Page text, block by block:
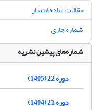
مقالات آماده انتشار
شماره جاری
شماره‌های پیشین نشریه
دوره 22 (1405)
دوره 21 (1404)